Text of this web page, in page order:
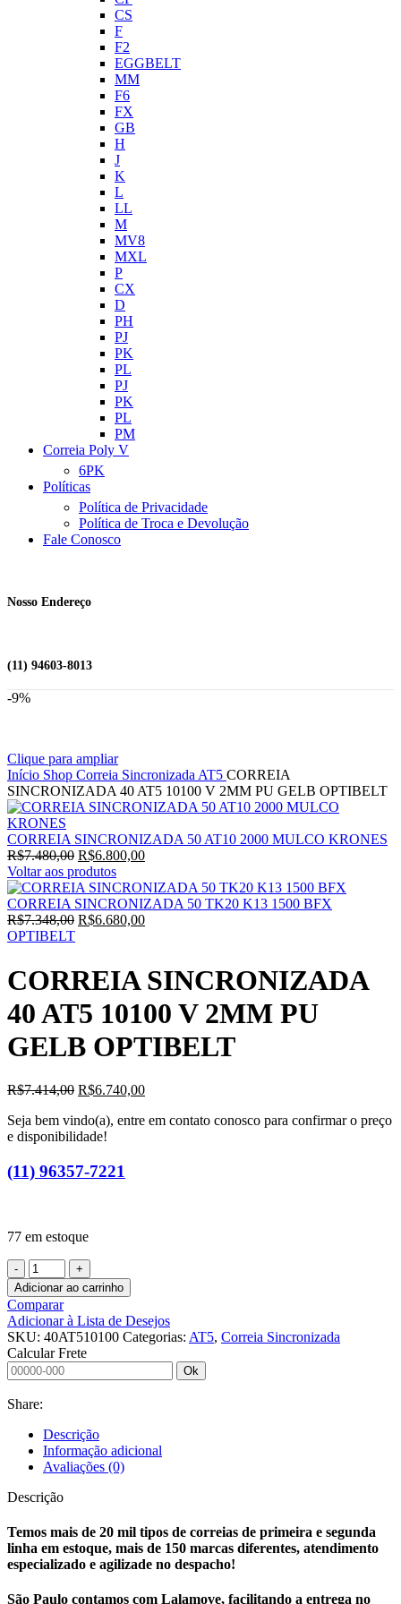
CS
F
F2
EGGBELT
MM
F6
FX
GB
H
J
K
L
LL
M
MV8
MXL
P
CX
D
PH
PJ
PK
PL
PJ
PK
PL
PM
Correia Poly V
6PK
Políticas
Política de Privacidade
Política de Troca e Devolução
Fale Conosco
Nosso Endereço
(11) 94603-8013
-9%
Clique para ampliar
Início Shop Correia SincronizadaAT5 CORREIA
SINCRONIZADA 40 AT5 10100 V 2MM PU GELB OPTIBELT
CORREIA SINCRONIZADA 50 AT10 2000 MULCO KRONES
R$7.480,00 O
preço
original
era:
R$7.480,00.
R$6.800,00O
atual
é:
R$6.800,00.
Voltar aos produtos
CORREIA SINCRONIZADA 50 TK20 K13 1500 BFX
R$7.348,00 O
era:
R$7.348,00.
R$6.680,00O
é:
R$6.680,00.
OPTIBELT
CORREIA SINCRONIZADA
40 AT5 10100 V 2MM PU
GELB OPTIBELT
R$7.414,00 O
original
era:
R$6.740,00O
atual
Seja bem vindo(a), entre em contato conosco para confirmar o preço
e disponibilidade!
(11) 96357-7221
77 em estoque
CORREIA
SINCRONIZADA
40
AT5
10100
V
2MM
PU
OPTIBELT
quantidade
Adicionar ao carrinho
Comparar
Adicionar à Lista de Desejos
SKU: 40AT510100 Categorias: AT5, Correia Sincronizada
Calcular Frete
Ok
Share:
Descrição
Informação adicional
Avaliações (0)
Descrição
Temos mais de 20 mil tipos de correias de primeira e segunda
linha em estoque, mais de 150 marcas diferentes, atendimento
especializado e agilizade no despacho!
São Paulo contamos com Lalamove, facilitando a entrega no